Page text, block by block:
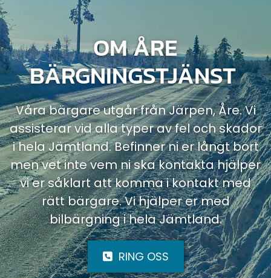
OM ÅRE
BÄRGNINGSTJÄNST
Våra bärgare utgår från Järpen, Åre. Vi
assisterar vid alla typer av fel och skador
i hela Jämtland. Befinner ni er långt bort
men vet inte vem ni ska kontakta hjälper
vi er såklart att komma i kontakt med
rätt bärgare. Vi hjälper er med
bilbärgning i hela Jämtland.
RING OSS